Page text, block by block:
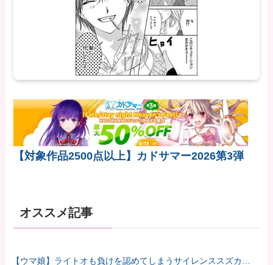
【対象作品2500点以上】カドサマー2026第3弾
オススメ記事
【ウマ娘】ライトオも負けを認めてしまうサイレンススズカ定